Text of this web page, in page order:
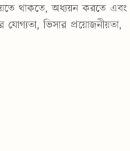
থাকতে, অধ্যয়ন করতে এবং
ভিসার প্রয়োজনীয়তা,